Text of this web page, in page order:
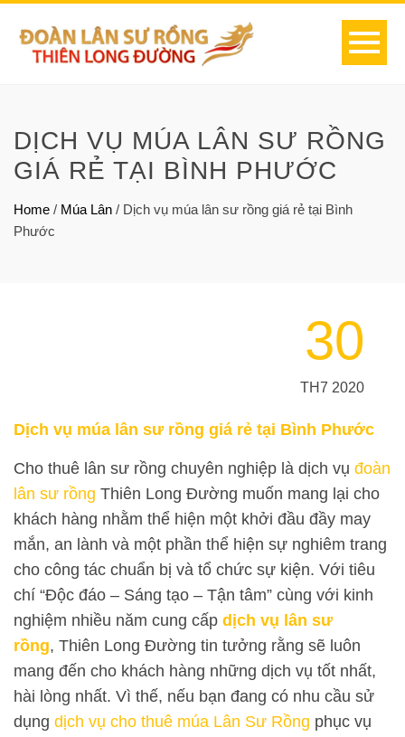
DỊCH VỤ MÚA LÂN SƯ RỒNG
GIÁ RẺ TẠI BÌNH PHƯỚC
Home / Múa Lân / Dịch vụ múa lân sư rồng giá rẻ tại Bình
Phước
30
TH7 2020
Dịch vụ múa lân sư rồng giá rẻ tại Bình Phước
Cho thuê lân sư rồng chuyên nghiệp là dịch vụ đoàn
lân sư rồng Thiên Long Đường muốn mang lại cho
khách hàng nhằm thể hiện một khởi đầu đầy may
mắn, an lành và một phần thể hiện sự nghiêm trang
cho công tác chuẩn bị và tổ chức sự kiện. Với tiêu
chí “Độc đáo – Sáng tạo – Tận tâm” cùng với kinh
nghiệm nhiều năm cung cấp dịch vụ lân sư
rồng, Thiên Long Đường tin tưởng rằng sẽ luôn
mang đến cho khách hàng những dịch vụ tốt nhất,
hài lòng nhất. Vì thế, nếu bạn đang có nhu cầu sử
dụng dịch vụ cho thuê múa Lân Sư Rồng phục vụ